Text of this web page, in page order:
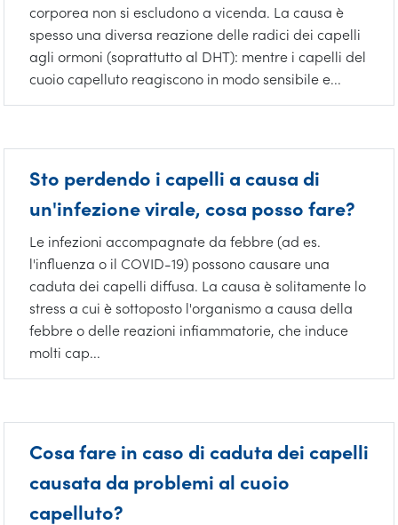
corporea non si escludono a vicenda. La causa è
spesso una diversa reazione delle radici dei capelli
agli ormoni (soprattutto al DHT): mentre i capelli del
cuoio capelluto reagiscono in modo sensibile e...
Sto perdendo i capelli a causa di
un'infezione virale, cosa posso fare?
Le infezioni accompagnate da febbre (ad es.
l'influenza o il COVID-19) possono causare una
caduta dei capelli diffusa. La causa è solitamente lo
stress a cui è sottoposto l'organismo a causa della
febbre o delle reazioni infiammatorie, che induce
molti cap...
Cosa fare in caso di caduta dei capelli
causata da problemi al cuoio
capelluto?